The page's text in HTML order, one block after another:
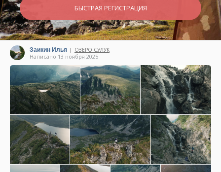
БЫСТРАЯ РЕГИСТРАЦИЯ
Заикин Илья | ОЗЕРО СУЛУК
Написано 13 ноября 2025